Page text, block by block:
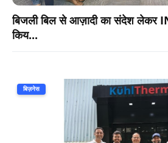
बिजली बिल से आज़ादी का संदेश
किय...
बिज़नेस